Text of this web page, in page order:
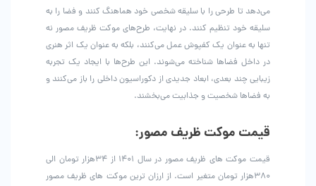
می‌دهد تا طرحی را با سلیقه شخصی خود هماهنگ کنند و فضا را به
سلیقه خود تنظیم کنند. در نهایت، طرح‌های موکت ظریف مصور نه
تنها به عنوان یک کفپوش عمل می‌کنند، بلکه به عنوان یک اثر هنری
در داخل فضاها شناخته می‌شوند. این طرح‌ها با ایجاد یک تجربه
زیبایی چند بعدی، ابعاد جدیدی از دکوراسیون داخلی را باز می‌کنند و
به فضاها شخصیت و جذابیت می‌بخشند.
قیمت موکت ظریف مصور:
قیمت موکت های ظریف مصور در سال ۱۴۰۱ از ۳۴هزار تومان الی
۳۸۰هزار تومان متغیر است. از ارزان ترین موکت های ظریف مصور